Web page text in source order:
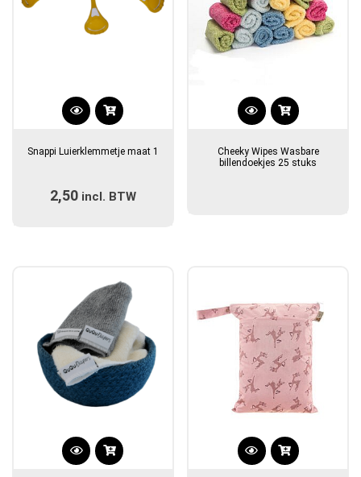
Dit
heeft
variaties.
worden
op
de
productpagina
Snappi Luierklemmetje maat 1
2,50 incl. BTW
Cheeky Wipes Wasbare
billendoekjes 25 stuks